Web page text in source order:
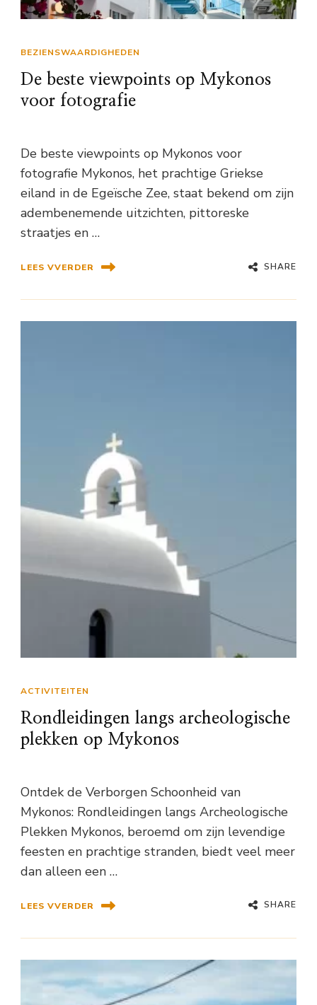
BEZIENSWAARDIGHEDEN
De beste viewpoints op Mykonos
voor fotografie
De beste viewpoints op Mykonos voor
fotografie Mykonos, het prachtige Griekse
eiland in de Egeïsche Zee, staat bekend om zijn
adembenemende uitzichten, pittoreske
straatjes en …
LEES VVERDER SHARE
ACTIVITEITEN
Rondleidingen langs archeologische
plekken op Mykonos
Ontdek de Verborgen Schoonheid van
Mykonos: Rondleidingen langs Archeologische
Plekken Mykonos, beroemd om zijn levendige
feesten en prachtige stranden, biedt veel meer
dan alleen een …
LEES VVERDER SHARE